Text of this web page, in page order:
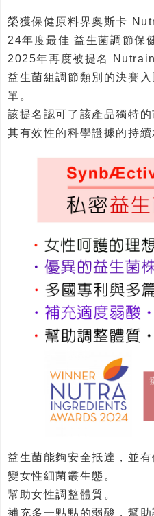
榮獲保健原料界奧斯卡
24年度最佳 益生菌調節保
2025年再度被提名
益生菌組調節類別的決賽
單。
該提名認可了該產品獨特
其有效性的科學證據的持續
益生菌能夠安全抵達，並
變女性細菌叢生態。
幫助女性調整體質。
補充多一點點的弱酸，幫助